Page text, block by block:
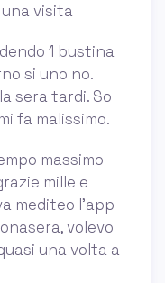
visita
1 bustina
si uno no.
sera tardi. So
fa malissimo.
massimo
mille e
mediteo l'app
volevo
una volta a